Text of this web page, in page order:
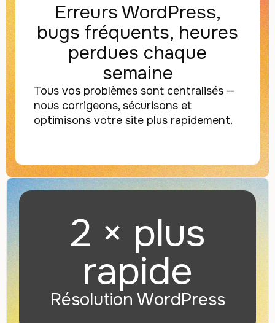
Erreurs WordPress,
bugs fréquents, heures
perdues chaque
semaine
Tous vos problèmes sont centralisés —
nous corrigeons, sécurisons et
optimisons votre site plus rapidement.
2 × plus
rapide
Résolution WordPress